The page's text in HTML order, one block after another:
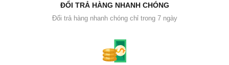
ĐỔI TRẢ HÀNG NHANH CHÓNG
Đổi trả hàng nhanh chóng chỉ trong 7 ngày